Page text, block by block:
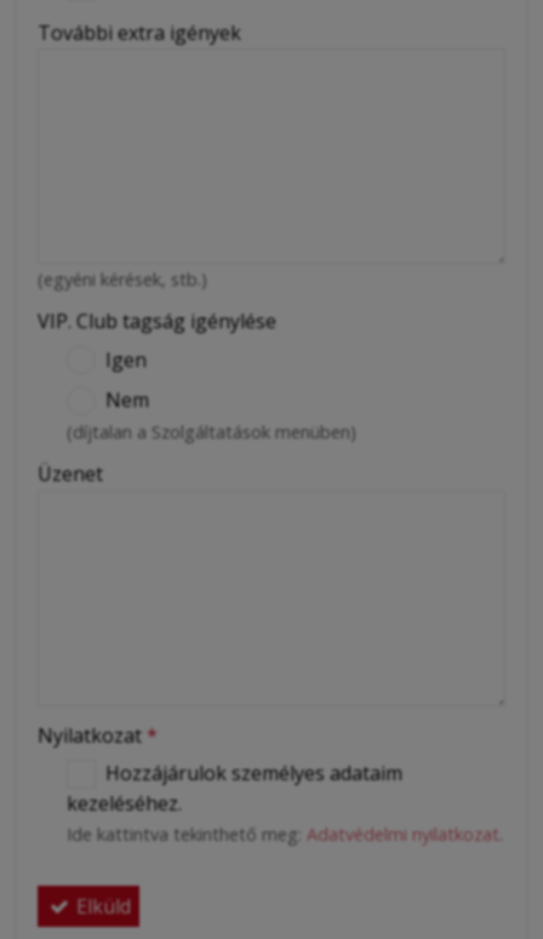
További extra igények
(egyéni kérések, stb.)
VIP. Club tagság igénylése
Igen
Nem
(díjtalan a Szolgáltatások menüben)
Üzenet
Nyilatkozat *
Hozzájárulok személyes adataim
kezeléséhez.
Ide kattintva tekinthető meg: Adatvédelmi nyilatkozat
Elküld